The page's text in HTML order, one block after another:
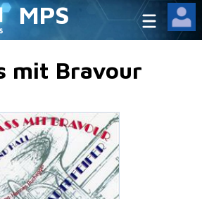
MPS
mit Bravour